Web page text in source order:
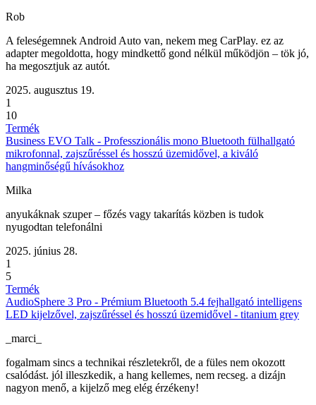
Rob
A feleségemnek Android Auto van, nekem meg CarPlay. ez az
adapter megoldotta, hogy mindkettő gond nélkül működjön – tök jó,
ha megosztjuk az autót.
2025. augusztus 19.
1
10
Termék
Business EVO Talk - Professzionális mono Bluetooth fülhallgató
mikrofonnal, zajszűréssel és hosszú üzemidővel, a kiváló
hangminőségű hívásokhoz
Milka
anyukáknak szuper – főzés vagy takarítás közben is tudok
nyugodtan telefonálni
2025. június 28.
1
5
Termék
AudioSphere 3 Pro - Prémium Bluetooth 5.4 fejhallgató intelligens
LED kijelzővel, zajszűréssel és hosszú üzemidővel - titanium grey
_marci_
fogalmam sincs a technikai részletekről, de a füles nem okozott
csalódást. jól illeszkedik, a hang kellemes, nem recseg. a dizájn
nagyon menő, a kijelző meg elég érzékeny!